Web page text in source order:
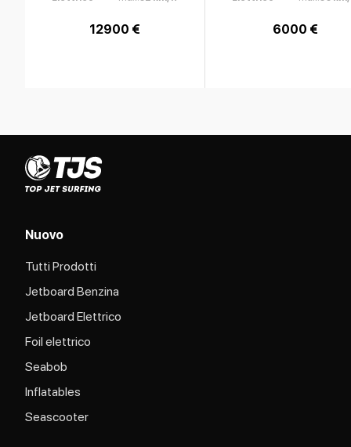
12900 € 6000 €
Nuovo
Tutti Prodotti
Jetboard Benzina
Jetboard Elettrico
Foil elettrico
Seabob
Inflatables
Seascooter